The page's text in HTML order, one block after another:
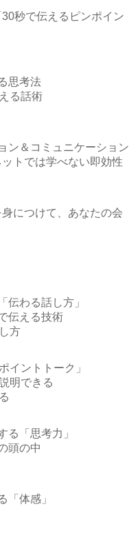
30秒で伝えるピンポイン
思考法
る話術
ン＆コミュニケーション
トでは学べない即効性
につけて、あなたの会
伝わる話し方」
伝える技術
方
イントトーク」
明できる
る「思考力」
頭の中
「体感」